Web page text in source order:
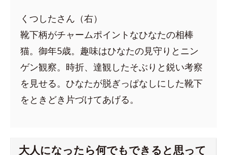
くつしたさん（右）
靴下柄がチャームポイントなひなたの相棒
猫。御年5歳。趣味はひなたの見守りとニン
ゲン観察。時折、達観したそぶりと鋭い考察
を見せる。ひなたが脱ぎっぱなしにした靴下
をときどき片づけてあげる。
大人になったら何でもできると思って